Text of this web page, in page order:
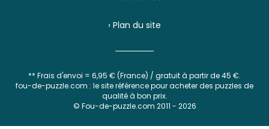
› Plan du site
** Frais d'envoi = 6,95 € (France) / gratuit à partir de 45 €.
fou-de-puzzle.com : le site référence pour acheter des puzzles de
qualité à bon prix.
© Fou-de-puzzle.com 2011 - 2026